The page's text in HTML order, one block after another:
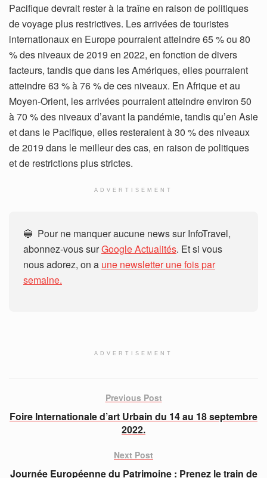
Pacifique devrait rester à la traîne en raison de politiques
de voyage plus restrictives. Les arrivées de touristes
internationaux en Europe pourraient atteindre 65 % ou 80
% des niveaux de 2019 en 2022, en fonction de divers
facteurs, tandis que dans les Amériques, elles pourraient
atteindre 63 % à 76 % de ces niveaux. En Afrique et au
Moyen-Orient, les arrivées pourraient atteindre environ 50
à 70 % des niveaux d’avant la pandémie, tandis qu’en Asie
et dans le Pacifique, elles resteraient à 30 % des niveaux
de 2019 dans le meilleur des cas, en raison de politiques
et de restrictions plus strictes.
ADVERTISEMENT
🔵 Pour ne manquer aucune news sur InfoTravel,
abonnez-vous surGoogle Actualités. Et si vous
nous adorez, on a une newsletter une fois par
semaine.
ADVERTISEMENT
Previous Post
Foire Internationale d’art Urbain du 14 au 18 septembre
2022.
Next Post
Journée Européenne du Patrimoine : Prenez le train de